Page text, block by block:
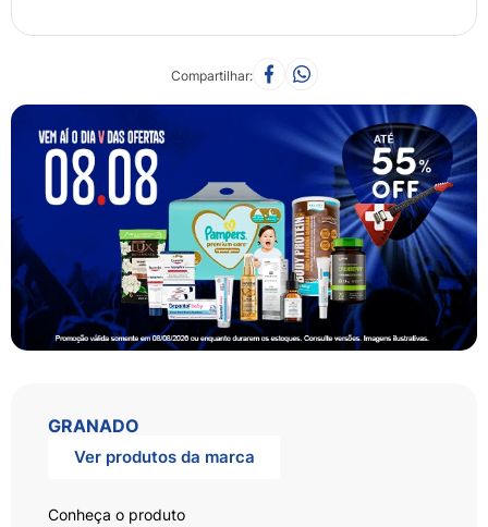
Compartilhar
GRANADO
Ver produtos da marca
Conheça o produto